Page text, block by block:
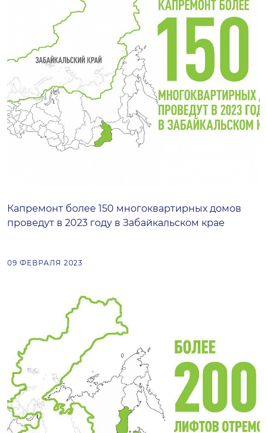
Капремонт более 150 многоквартирных домов
проведут в 2023 году в Забайкальском крае
09 ФЕВРАЛЯ 2023